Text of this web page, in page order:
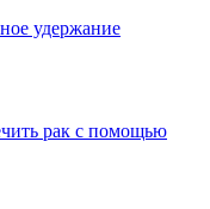
удержание
рак с помощью